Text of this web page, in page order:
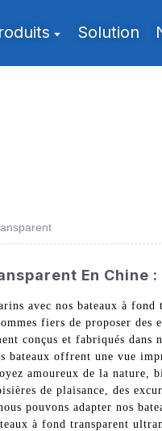
Solution
En
avec nos bateaux à
fiers de proposer des
conçus et fabriqués
bateaux offrent une vue
amoureux de la
de plaisance, des
pouvons adapter nos
à fond transparent